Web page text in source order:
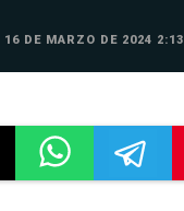
16 DE MARZO DE 2024 2:13